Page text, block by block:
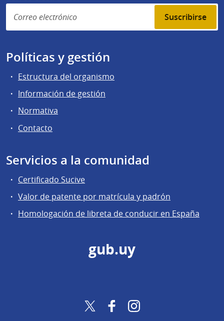
Suscribirse
Políticas y gestión
Estructura del organismo
Información de gestión
Normativa
Contacto
Servicios a la comunidad
Certificado Sucive
Valor de patente por matrícula y padrón
Homologación de libreta de conducir en España
gub.uy
Twitter FacebookInstagram